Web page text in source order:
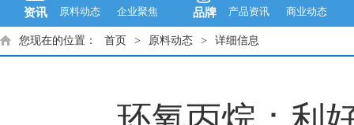
资讯
原料动态
企业聚焦 品牌
产品资讯
商业动态
您现在的位置： 首页 > 原料动态 > 详细信息